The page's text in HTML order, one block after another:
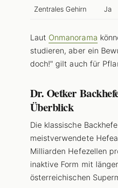
Zentrales Gehirn Ja
Laut Onmanorama
studieren, aber ein
doch!" gilt auch für
Dr. Oetker
Überblick
Die klassische
meistverwendete
Milliarden Hefezellen
inaktive Form mit
österreichischen